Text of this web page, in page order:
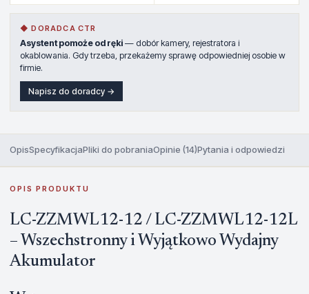
◆ DORADCA CTR
Asystent pomoże od ręki — dobór kamery, rejestratora i
okablowania. Gdy trzeba, przekażemy sprawę odpowiedniej osobie w
firmie.
Napisz do doradcy →
OpisSpecyfikacjaPliki do pobraniaOpinie (14)Pytania i odpowiedzi
OPIS PRODUKTU
LC-ZZMWL12-12 / LC-ZZMWL12-12L
– Wszechstronny i Wyjątkowo Wydajny
Akumulator